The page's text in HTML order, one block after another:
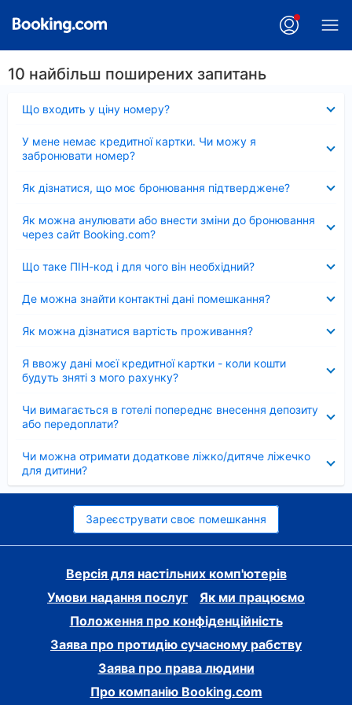
10 найбільш поширених запитань
Що входить у ціну номеру?
У мене немає кредитної картки. Чи можу я
забронювати номер?
Як дізнатися, що моє бронювання підтверджене?
Як можна анулювати або внести зміни до бронювання
через сайт Booking.com?
Що таке ПІН-код і для чого він необхідний?
Де можна знайти контактні дані помешкання?
Як можна дізнатися вартість проживання?
Я ввожу дані моєї кредитної картки - коли кошти
будуть зняті з мого рахунку?
Чи вимагається в готелі попереднє внесення депозиту
або передоплати?
Чи можна отримати додаткове ліжко/дитяче ліжечко
для дитини?
Зареєструвати своє помешкання
Версія для настільних комп'ютерів
Умови надання послуг
Як ми працюємо
Положення про конфіденційність
Заява про протидію сучасному рабству
Заява про права людини
Про компанію Booking.com